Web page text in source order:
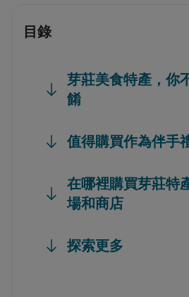
目錄
芽莊美食特產，你
餚
值得購買作為伴手
在哪裡購買芽莊特
場和商店
探索更多